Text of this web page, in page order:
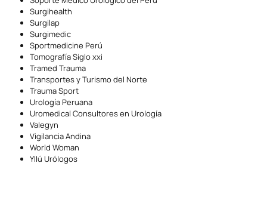
Surgihealth
Surgilap
Surgimedic
Sportmedicine Perú
Tomografía Siglo xxi
Tramed Trauma
Transportes y Turismo del Norte
Trauma Sport
Urología Peruana
Uromedical Consultores en Urología
Valegyn
Vigilancia Andina
World Woman
Yllú Urólogos